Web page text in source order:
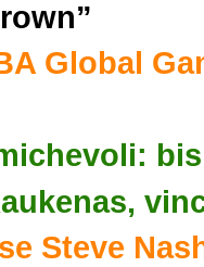
Global
Steve